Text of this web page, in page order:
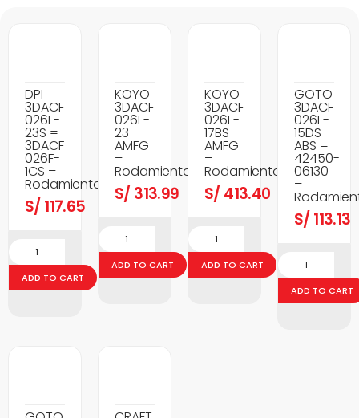
DPI
3DACF
026F-
23S =
3DACF
026F-
1CS –
Rodamientos
S/ 117.65
ADD TO CART
KOYO
3DACF
026F-
23-
AMFG
–
Rodamientos
S/ 313.99
ADD TO CART
KOYO
3DACF
026F-
17BS-
AMFG
–
Rodamientos
S/ 413.40
ADD TO CART
GOTO
3DACF
026F-
15DS
ABS =
42450-
06130
–
S/ 113.13
ADD TO CART